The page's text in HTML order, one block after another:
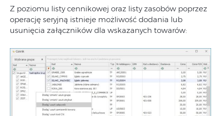
Z poziomu listy cennikowej oraz listy zasobów poprzez
operację seryjną istnieje możliwość dodania lub
usunięcia załączników dla wskazanych towarów: